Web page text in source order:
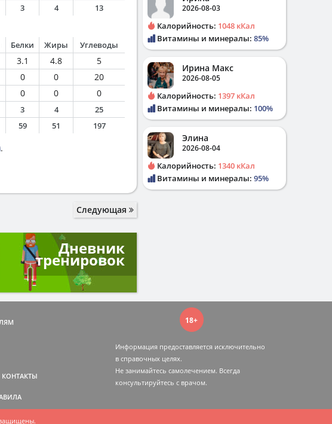
3 4 13
Белки Жиры Углеводы
3.1 4.8
5
0 0
20
0 0
0
3 4 25
59 51 197
.
Следующая
Дневник
тренировок
2026-08-03
Калорийность: 1048 кКал
Витамины и минералы: 85%
Ирина Макс
2026-08-05
Калорийность: 1397 кКал
Витамины и минералы: 100%
Элина
2026-08-04
Калорийность: 1340 кКал
Витамины и минералы: 95%
КОНТАКТЫ
18+
Информация предоставляется исключительно
в справочных целях.
Не занимайтесь самолечением. Всегда
консультируйтесь c врачом.